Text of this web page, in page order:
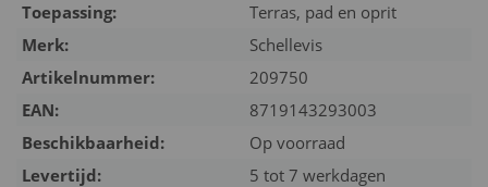
Toepassing:
Terras, pad en oprit
Merk:
Schellevis
Artikelnummer:
209750
EAN:
8719143293003
Beschikbaarheid:
Op voorraad
Levertijd:
5 tot 7 werkdagen